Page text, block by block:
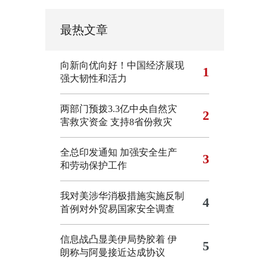
最热文章
向新向优向好！中国经济展现
强大韧性和活力
1
两部门预拨3.3亿中央自然灾
害救灾资金 支持8省份救灾
2
全总印发通知 加强安全生产
和劳动保护工作
3
我对美涉华消极措施实施反制
首例对外贸易国家安全调查
4
信息战凸显美伊局势胶着 伊
朗称与阿曼接近达成协议
5